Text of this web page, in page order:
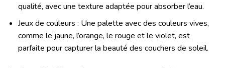
qualité, avec une texture adaptée pour absorber l’eau.
Jeux de couleurs : Une palette avec des couleurs vives,
comme le jaune, l’orange, le rouge et le violet, est
parfaite pour capturer la beauté des couchers de soleil.